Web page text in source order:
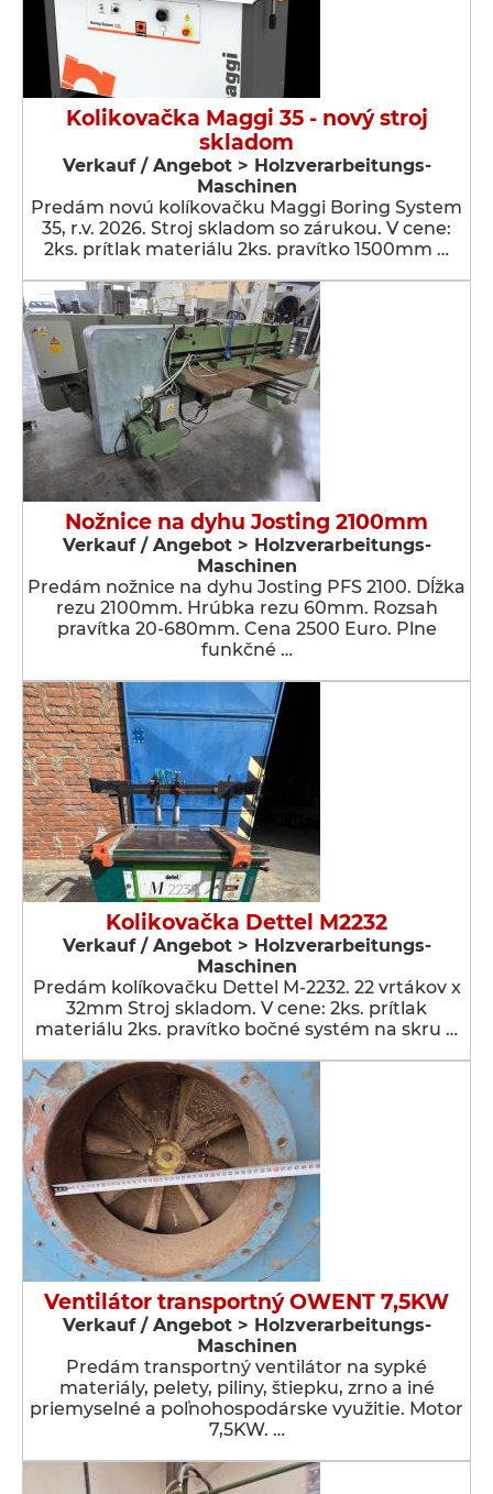
Kolikovačka Maggi 35 - nový stroj
skladom
Verkauf / Angebot > Holzverarbeitungs-
Maschinen
Predám novú kolíkovačku Maggi Boring System
35, r.v. 2026. Stroj skladom so zárukou. V cene:
2ks. prítlak materiálu 2ks. pravítko 1500mm …
Nožnice na dyhu Josting 2100mm
Verkauf / Angebot > Holzverarbeitungs-
Maschinen
Predám nožnice na dyhu Josting PFS 2100. Dĺžka
rezu 2100mm. Hrúbka rezu 60mm. Rozsah
pravítka 20-680mm. Cena 2500 Euro. Plne
funkčné …
Kolikovačka Dettel M2232
Verkauf / Angebot > Holzverarbeitungs-
Maschinen
Predám kolíkovačku Dettel M-2232. 22 vrtákov x
32mm Stroj skladom. V cene: 2ks. prítlak
materiálu 2ks. pravítko bočné systém na skru …
Ventilátor transportný OWENT 7,5KW
Verkauf / Angebot > Holzverarbeitungs-
Maschinen
Predám transportný ventilátor na sypké
materiály, pelety, piliny, štiepku, zrno a iné
priemyselné a poľnohospodárske využitie. Motor
7,5KW. …